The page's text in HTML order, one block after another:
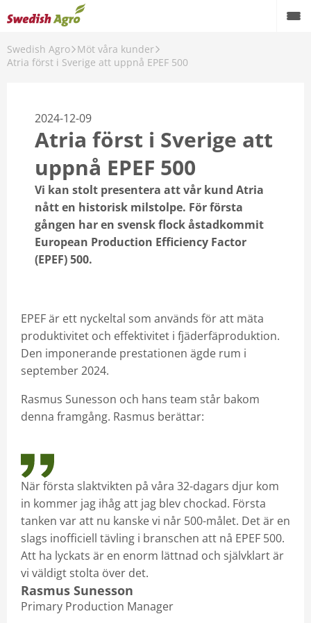
Swedish Agro Möt våra kunder
Atria först i Sverige att uppnå EPEF 500
2024-12-09
Atria först i Sverige att
uppnå EPEF 500
Vi kan stolt presentera att vår kund Atria
nått en historisk milstolpe. För första
gången har en svensk flock åstadkommit
European Production Efficiency Factor
(EPEF) 500.
EPEF är ett nyckeltal som används för att mäta
produktivitet och effektivitet i fjäderfäproduktion.
Den imponerande prestationen ägde rum i
september 2024.
Rasmus Sunesson och hans team står bakom
denna framgång. Rasmus berättar:
När första slaktvikten på våra 32-dagars djur kom
in kommer jag ihåg att jag blev chockad. Första
tanken var att nu kanske vi når 500-målet. Det är en
slags inofficiell tävling i branschen att nå EPEF 500.
Att ha lyckats är en enorm lättnad och självklart är
vi väldigt stolta över det.
Rasmus Sunesson
Primary Production Manager